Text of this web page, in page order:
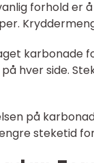
forhold er
karbonade
hver side.
på
steketid